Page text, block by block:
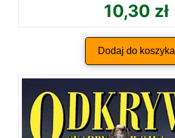
10,30 zł
Dodaj do koszyka